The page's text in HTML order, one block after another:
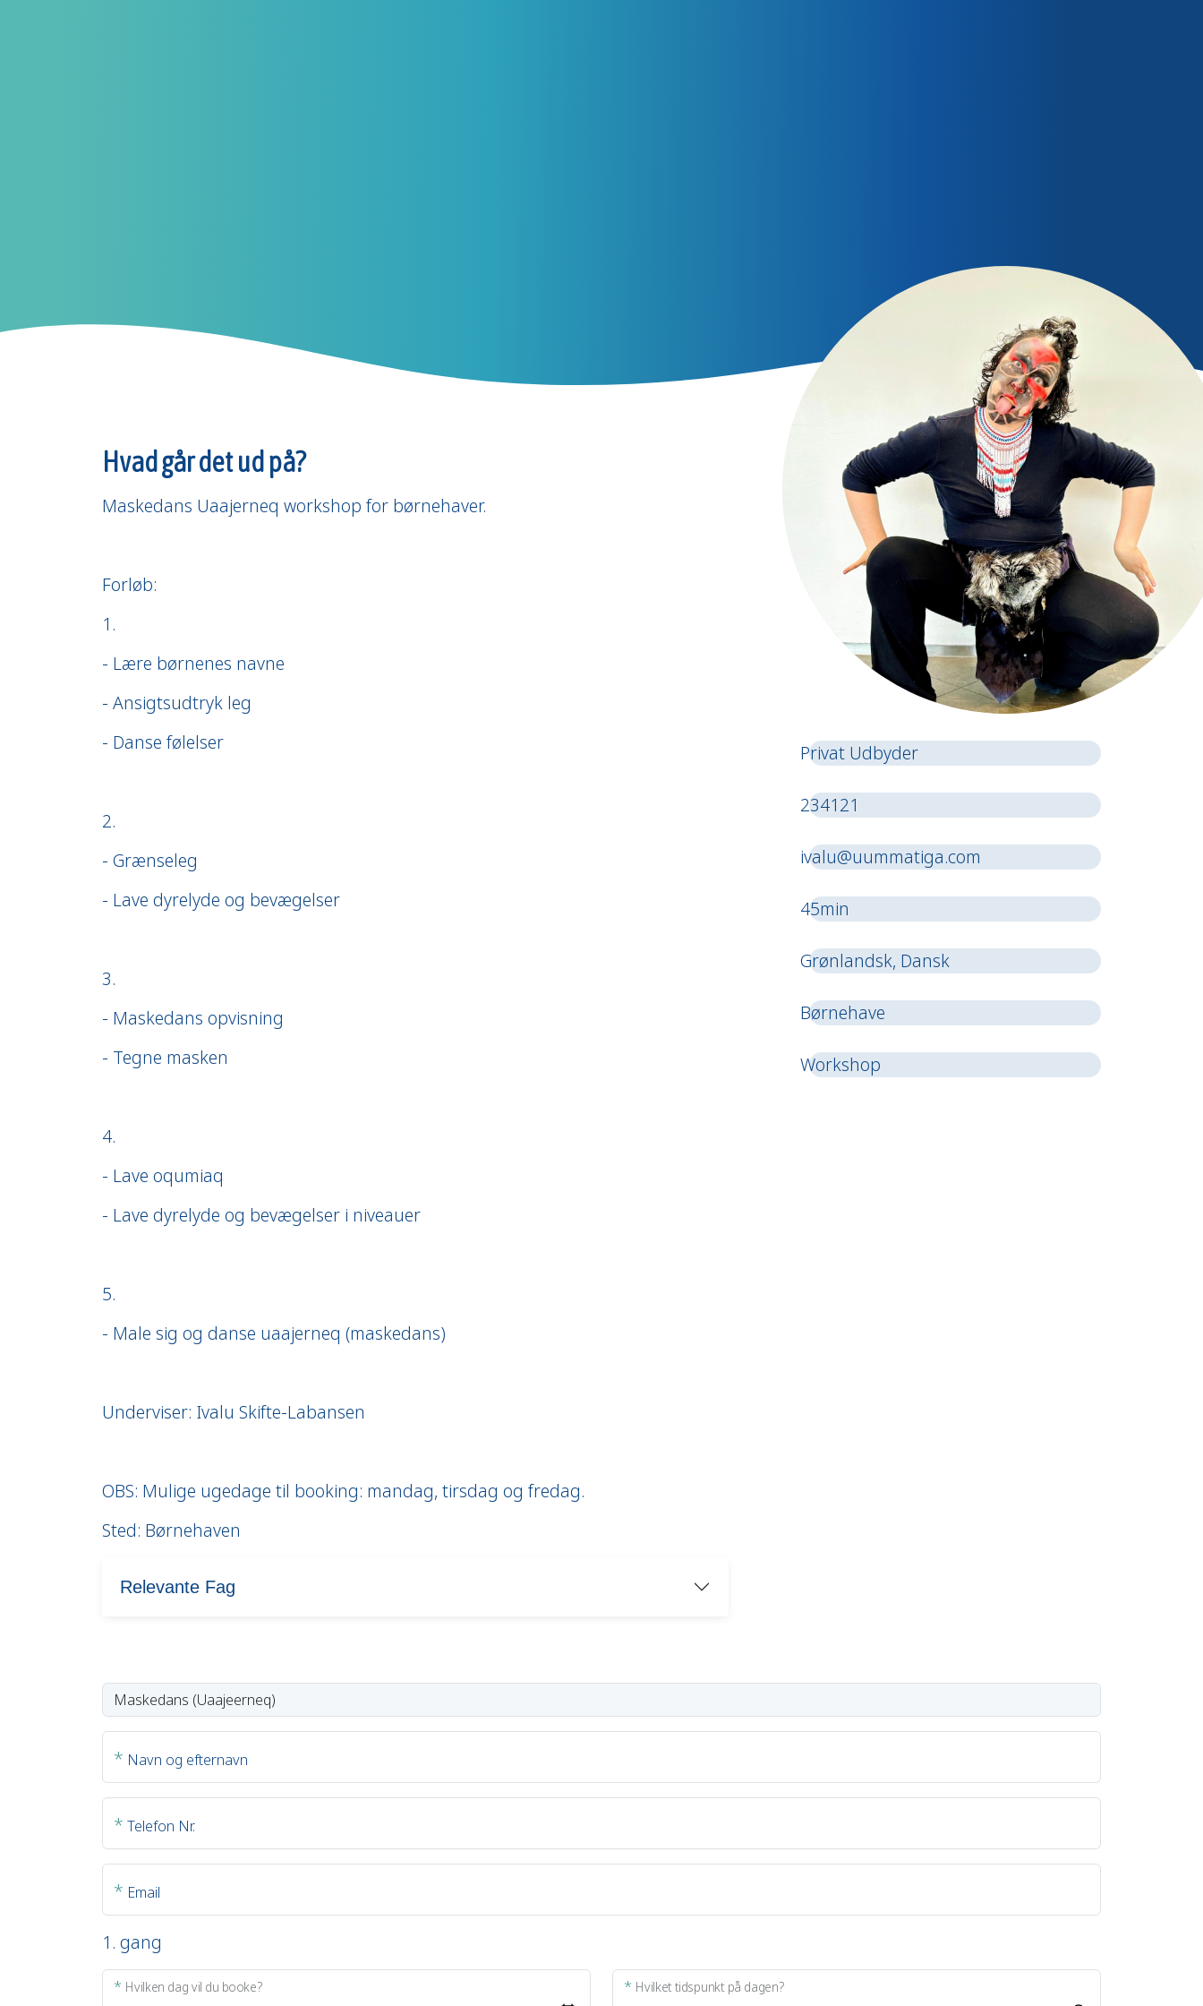
Hvad går det ud på?
Maskedans Uaajerneq workshop for børnehaver.
Forløb:
1.
- Lære børnenes navne
- Ansigtsudtryk leg
- Danse følelser
2.
- Grænseleg
- Lave dyrelyde og bevægelser
3.
- Maskedans opvisning
- Tegne masken
4.
- Lave oqumiaq
- Lave dyrelyde og bevægelser i niveauer
5.
- Male sig og danse uaajerneq (maskedans)
Underviser: Ivalu Skifte-Labansen
OBS: Mulige ugedage til booking: mandag, tirsdag og fredag.
Sted: Børnehaven
Relevante Fag
Privat Udbyder
234121
ivalu@uummatiga.com
45min
Grønlandsk, Dansk
Børnehave
Workshop
* Navn og efternavn
* Telefon Nr.
* Email
1. gang
* Hvilken dag vil du booke? * Hvilket tidspunkt på dagen?